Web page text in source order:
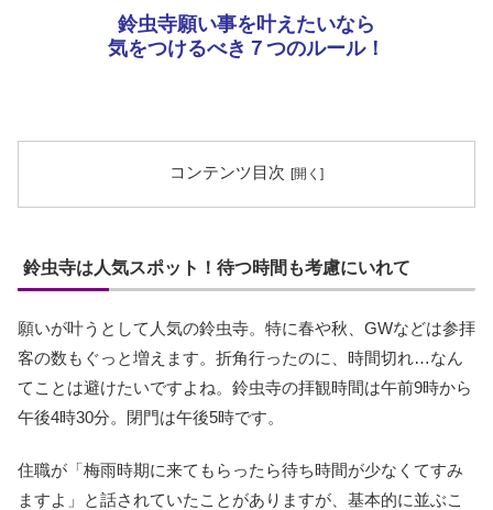
鈴虫寺願い事を叶えたいなら
気をつけるべき７つのルール！
コンテンツ目次
鈴虫寺は人気スポット！待つ時間も考慮にいれて
願いが叶うとして人気の鈴虫寺。特に春や秋、GWなどは参拝
客の数もぐっと増えます。折角行ったのに、時間切れ…なん
てことは避けたいですよね。鈴虫寺の拝観時間は午前9時から
午後4時30分。閉門は午後5時です。
住職が「梅雨時期に来てもらったら待ち時間が少なくてすみ
ますよ」と話されていたことがありますが、基本的に並ぶこ